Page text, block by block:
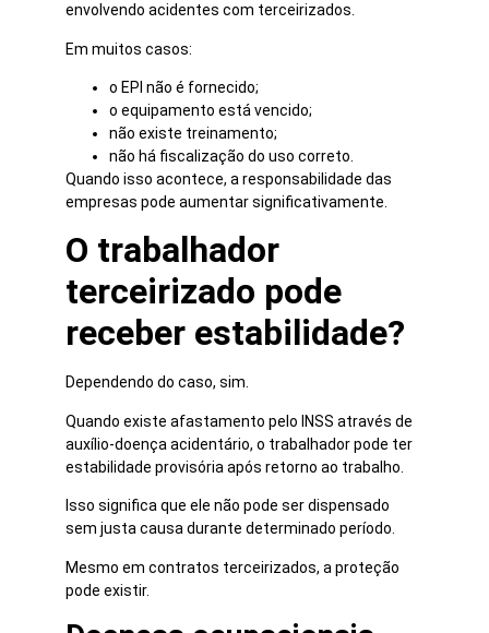
envolvendo acidentes com terceirizados.
Em muitos casos:
o EPI não é fornecido;
o equipamento está vencido;
não existe treinamento;
não há fiscalização do uso correto.
Quando isso acontece, a responsabilidade das
empresas pode aumentar significativamente.
O trabalhador
terceirizado pode
receber estabilidade?
Dependendo do caso, sim.
Quando existe afastamento pelo INSS através de
auxílio-doença acidentário, o trabalhador pode ter
estabilidade provisória após retorno ao trabalho.
Isso significa que ele não pode ser dispensado
sem justa causa durante determinado período.
Mesmo em contratos terceirizados, a proteção
pode existir.